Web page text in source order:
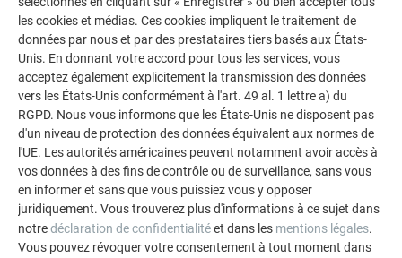
La galerie de références PREFA démontre la
polyvalence de l’aluminium. Découvrez d’autres projets
impressionnants avec les solutions en aluminium
durables de PREFA pour toitures, systèmes solaires et
façades.
VOIR DAVANTAGE DE RÉFÉRENCES
les cookies et médias. Ces cookies impliquent le traitement de
données par nous et par des prestataires tiers basés aux États-
Unis. En donnant votre accord pour tous les services, vous
acceptez également explicitement la transmission des données
vers les États-Unis conformément à l'art. 49 al. 1 lettre a) du
RGPD. Nous vous informons que les États-Unis ne disposent pas
d'un niveau de protection des données équivalent aux normes de
l'UE. Les autorités américaines peuvent notamment avoir accès à
vos données à des fins de contrôle ou de surveillance, sans vous
en informer et sans que vous puissiez vous y opposer
juridiquement. Vous trouverez plus d'informations à ce sujet dans
notredéclaration de confidentialitéet dans les mentions légales.
Vous pouvez révoquer votre consentement à tout moment dans